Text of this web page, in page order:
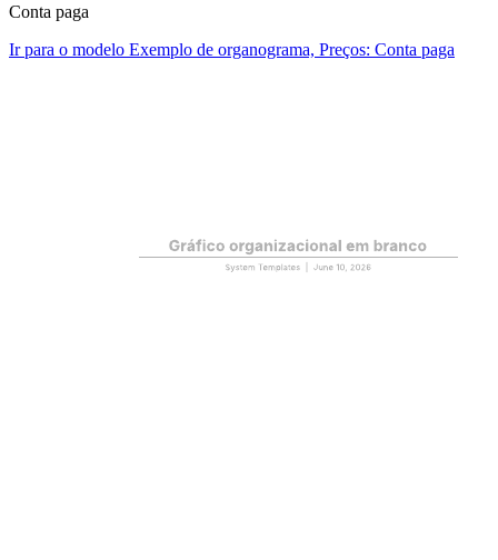
Conta paga
Ir para o modelo Exemplo de organograma, Preços: Conta paga